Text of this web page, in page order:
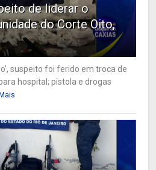
de liderar o
do Corte Oito,
suspeito foi ferido em troca de
hospital; pistola e drogas